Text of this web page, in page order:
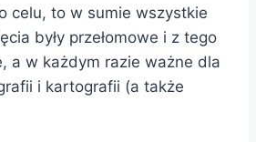
celu, to w sumie wszystkie
były przełomowe i z tego
a w każdym razie ważne dla
i kartografii (a także